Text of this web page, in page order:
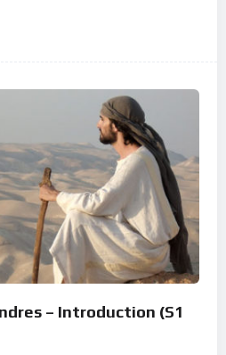
– Introduction (S1